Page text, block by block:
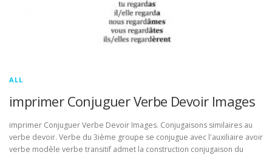
ALL
imprimer Conjuguer Verbe Devoir Images
imprimer Conjuguer Verbe Devoir Images. Conjugaisons similaires au
verbe devoir. Verbe du 3ième groupe se conjugue avec l'auxiliaire avoir
verbe modèle verbe transitif admet la construction conjugaison du